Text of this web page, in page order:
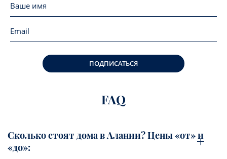
ПОДПИСАТЬСЯ
FAQ
Сколько стоят дома в Алании? Цены «от» и
«до»: